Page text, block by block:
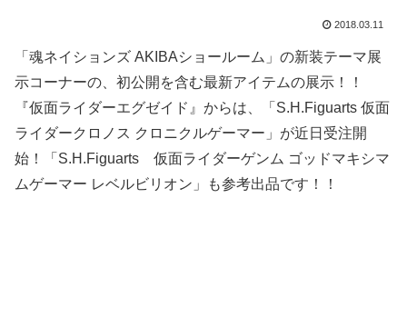
2018.03.11
「魂ネイションズ AKIBAショールーム」の新装テーマ展
示コーナーの、初公開を含む最新アイテムの展示！！
『仮面ライダーエグゼイド』からは、「S.H.Figuarts 仮面
ライダークロノス クロニクルゲーマー」が近日受注開
始！「S.H.Figuarts 仮面ライダーゲンム ゴッドマキシマ
ムゲーマー レベルビリオン」も参考出品です！！